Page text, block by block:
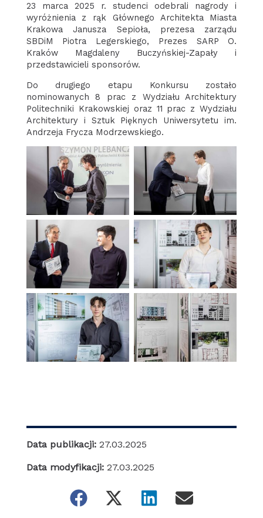
23 marca 2025 r. studenci odebrali nagrody i
wyróżnienia z rąk Głównego Architekta Miasta
Krakowa Janusza Sepioła, prezesa zarządu
SBDiM Piotra Legerskiego, Prezes SARP O.
Kraków Magdaleny Buczyńskiej-Zapały i
przedstawicieli sponsorów.
Do drugiego etapu Konkursu zostało
nominowanych 8 prac z Wydziału Architektury
Politechniki Krakowskiej oraz 11 prac z Wydziału
Architektury i Sztuk Pięknych Uniwersytetu im.
Andrzeja Frycza Modrzewskiego.
Data publikacji: 27.03.2025
Data modyfikacji: 27.03.2025